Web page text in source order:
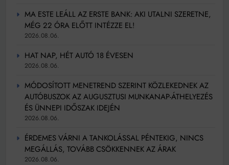
MA ESTE LEÁLL AZ ERSTE BANK: AKI UTALNI SZERETNE,
MÉG 22 ÓRA ELŐTT INTÉZZE EL!
2026.08.06.
HAT NAP, HÉT AUTÓ 18 ÉVESEN
2026.08.06.
MÓDOSÍTOTT MENETREND SZERINT KÖZLEKEDNEK AZ
AUTÓBUSZOK AZ AUGUSZTUSI MUNKANAP-ÁTHELYEZÉS
ÉS ÜNNEPI IDŐSZAK IDEJÉN
2026.08.06.
ÉRDEMES VÁRNI A TANKOLÁSSAL PÉNTEKIG, NINCS
MEGÁLLÁS, TOVÁBB CSÖKKENNEK AZ ÁRAK
2026.08.06.